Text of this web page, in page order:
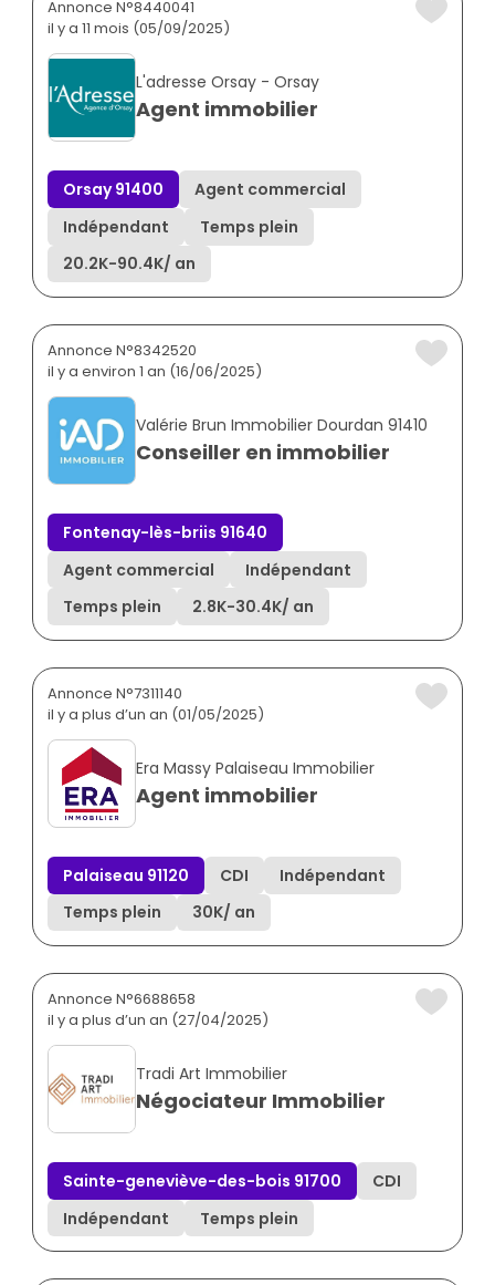
Annonce N°8440041
il y a 11 mois (05/09/2025)
L'adresse Orsay - Orsay
Agent immobilier
Orsay 91400
Agent commercial
Indépendant
Temps plein
20.2K-90.4K/ an
Annonce N°8342520
il y a environ 1 an (16/06/2025)
Valérie Brun Immobilier Dourdan 91410
Conseiller en immobilier
Fontenay-lès-briis 91640
Agent commercial
Indépendant
Temps plein
2.8K-30.4K/ an
Annonce N°7311140
il y a plus d’un an (01/05/2025)
Era Massy Palaiseau Immobilier
Agent immobilier
Palaiseau 91120 CDI
Indépendant
Temps plein
30K/ an
Annonce N°6688658
il y a plus d’un an (27/04/2025)
Tradi Art Immobilier
Négociateur Immobilier
Sainte-geneviève-des-bois 91700
CDI
Indépendant
Temps plein